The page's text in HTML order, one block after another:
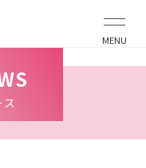
MENU